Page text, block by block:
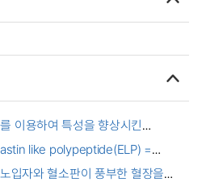
이용하여 특성을 향상시킨
microsphere to improve
dermal filler
like polypeptide(ELP) =
입자와 혈소판이 풍부한 혈장을